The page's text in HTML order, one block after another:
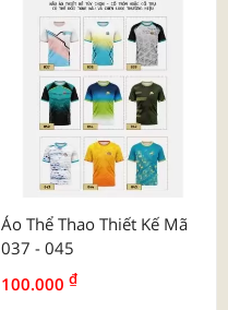
Áo Thể Thao Thiết Kế Mã
037 - 045
100.000 ₫